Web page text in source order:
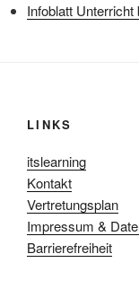
Infoblatt
LINKS
itslearning
Kontakt
Vertretungsplan
Impressum &
Barrierefreiheit